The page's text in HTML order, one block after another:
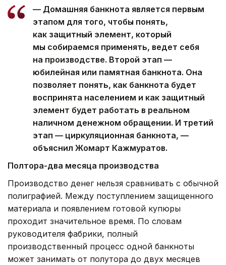
— Домашняя банкнота является первым
этапом для того, чтобы понять,
как защитный элемент, который
мы собираемся применять, ведет себя
на производстве. Второй этап —
юбилейная или памятная банкнота. Она
позволяет понять, как банкнота будет
воспринята населением и как защитный
элемент будет работать в реальном
наличном денежном обращении. И третий
этап — циркуляционная банкнота, —
объяснил Жомарт Кажмуратов.
Полтора-два месяца производства
Производство денег нельзя сравнивать с обычной
полиграфией. Между поступлением защищенного
материала и появлением готовой купюры
проходит значительное время. По словам
руководителя фабрики, полный
производственный процесс одной банкноты
может занимать от полутора до двух месяцев